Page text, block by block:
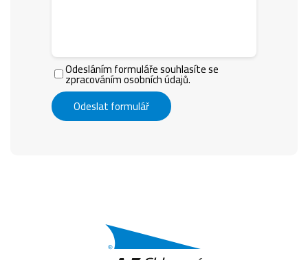
Odesláním formuláře souhlasíte se
zpracováním osobních údajů.
Odeslat formulář